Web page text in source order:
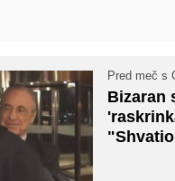
Pred meč s
Bizaran